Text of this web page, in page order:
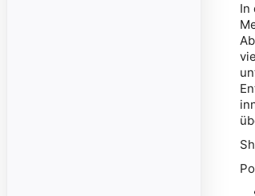
In